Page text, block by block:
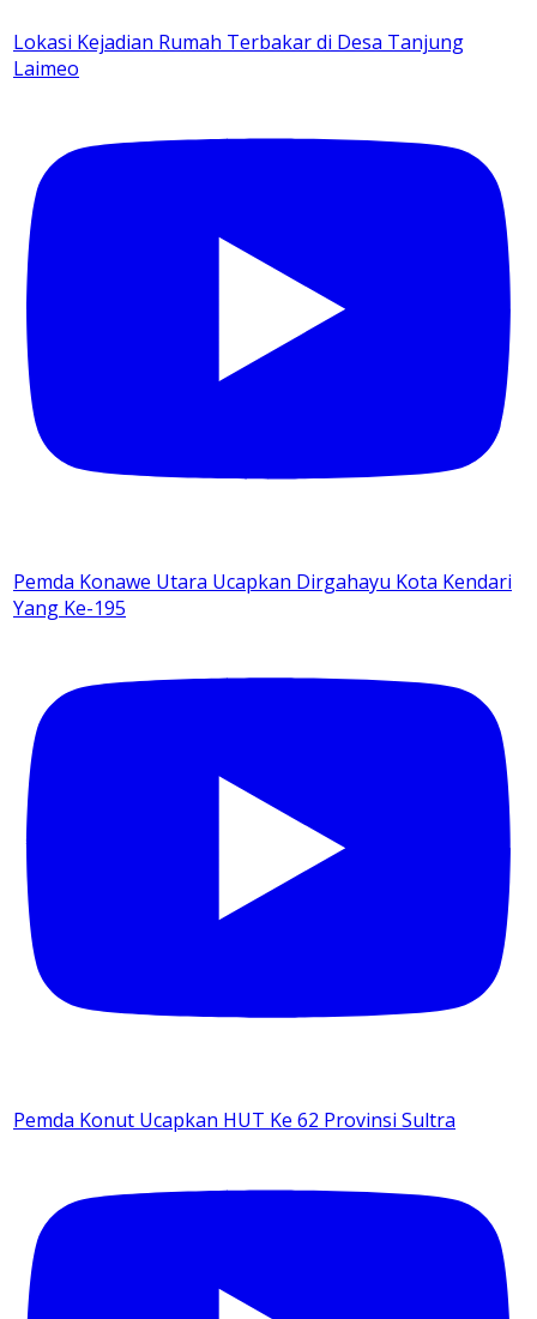
Lokasi Kejadian Rumah Terbakar di Desa Tanjung
Laimeo
Pemda Konawe Utara Ucapkan Dirgahayu Kota Kendari
Yang Ke-195
Pemda Konut Ucapkan HUT Ke 62 Provinsi Sultra